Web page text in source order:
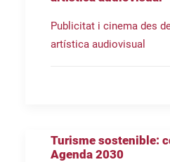
Publicitat i cinema des
artística audiovisual
Turisme sostenible:
Agenda 2030